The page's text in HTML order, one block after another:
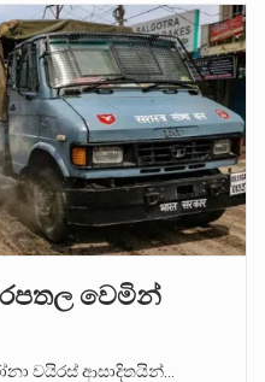
වෙමින්
වයිරස් ආසාදිතයින්…